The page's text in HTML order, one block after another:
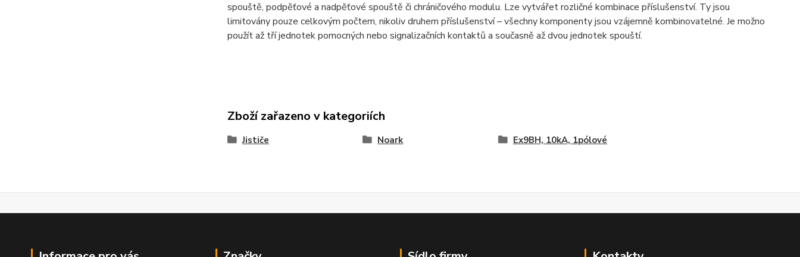
spouště, podpěťové a nadpěťové spouště či chráničového modulu. Lze vytvářet rozličné kombinace příslušenství. Ty jsou
limitovány pouze celkovým počtem, nikoliv druhem příslušenství – všechny komponenty jsou vzájemně kombinovatelné. Je možno
použít až tří jednotek pomocných nebo signalizačních kontaktů a současně až dvou jednotek spouští.
Zboží zařazeno v kategoriích
Jističe Noark Ex9BH, 10kA, 1pólové